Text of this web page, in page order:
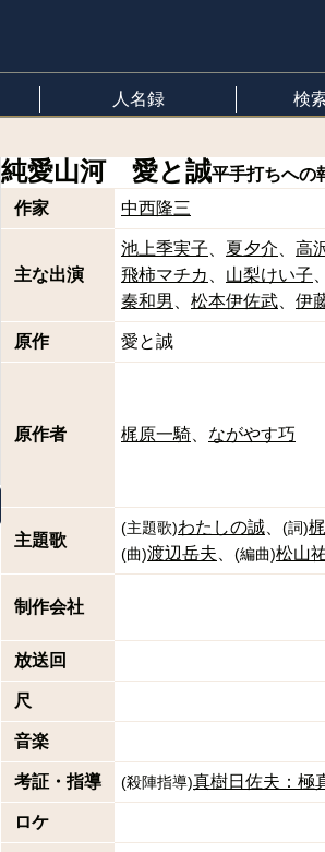
人名録 検
純愛山河 愛と誠平手打ちへの
作家
中西隆三
主な出演
池上季実子 夏夕介 高
飛柿マチカ
山梨けい子
秦和男
松本伊佐武 伊
原作 愛と誠
原作者 梶原一騎 ながやす巧
主題歌
(主題歌)わたしの誠 (詞 )
(曲)渡辺岳夫 (編曲)松山
制作会社
放送回
尺
音楽
考証・指導 (殺陣指導)真樹日佐夫：極
ロケ